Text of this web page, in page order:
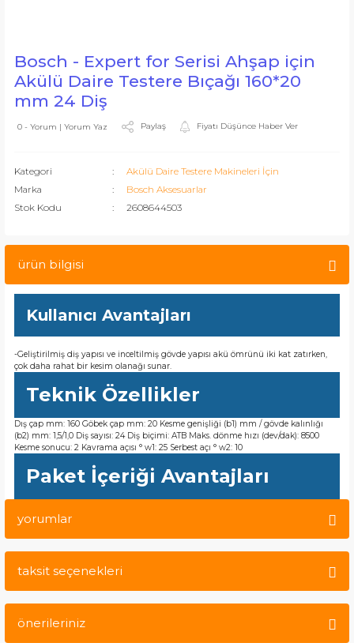
Bosch - Expert for Serisi Ahşap için
Akülü Daire Testere Bıçağı 160*20
mm 24 Diş
0 - Yorum | Yorum Yaz Paylaş Fiyatı Düşünce Haber Ver
Kategori
Akülü Daire Testere Makineleri İçin
Marka
Bosch Aksesuarlar
Stok Kodu
2608644503
ürün bilgisi
Kullanıcı Avantajları
-Geliştirilmiş diş yapısı ve inceltilmiş gövde yapısı akü ömrünü iki kat zatırken,
çok daha rahat bir kesim olanağı sunar.
Teknik Özellikler
Dış çap mm: 160 Göbek çap mm: 20 Kesme genişliği (b1) mm / gövde kalınlığı
(b2) mm: 1,5/1,0 Diş sayısı: 24 Diş biçimi: ATB Maks. dönme hızı (dev/dak): 8500
Kesme sonucu: 2 Kavrama açısı ° w1: 25 Serbest açı ° w2: 10
Paket İçeriği Avantajları
yorumlar
taksit seçenekleri
önerileriniz